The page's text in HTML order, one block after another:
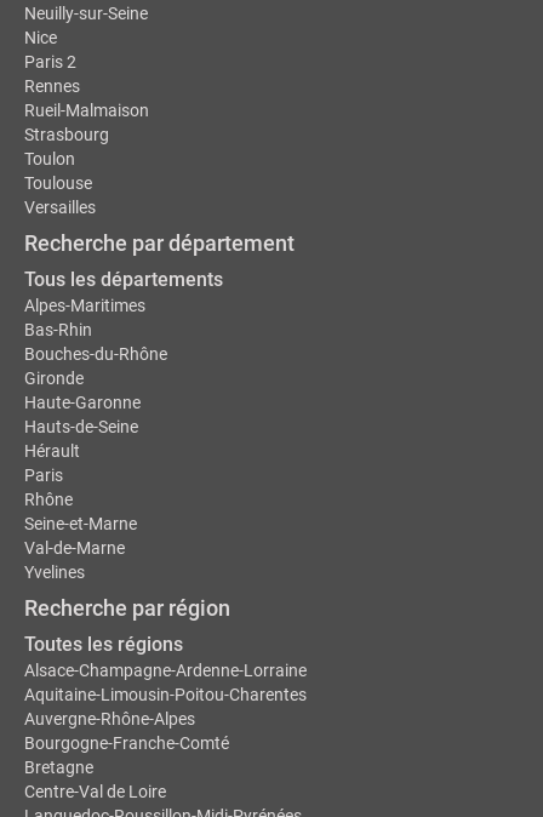
Neuilly-sur-Seine
Nice
Paris 2
Rennes
Rueil-Malmaison
Strasbourg
Toulon
Toulouse
Versailles
Recherche par département
Tous les départements
Alpes-Maritimes
Bas-Rhin
Bouches-du-Rhône
Gironde
Haute-Garonne
Hauts-de-Seine
Hérault
Paris
Rhône
Seine-et-Marne
Val-de-Marne
Yvelines
Recherche par région
Toutes les régions
Alsace-Champagne-Ardenne-Lorraine
Aquitaine-Limousin-Poitou-Charentes
Auvergne-Rhône-Alpes
Bourgogne-Franche-Comté
Bretagne
Centre-Val de Loire